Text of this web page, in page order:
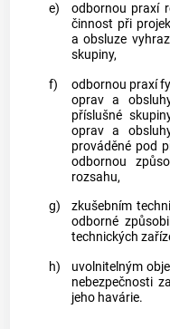
e)
odbornou praxí
činnost při
a obsluze
skupiny,
f)
odbornou praxí
oprava obsluhy
příslušné
oprava obsluhy
prováděné pod
odbornou
rozsahu,
g)
zkušebním
odborné
technických
h)
uvolnitelným
nebezpečnosti
jeho havárie.